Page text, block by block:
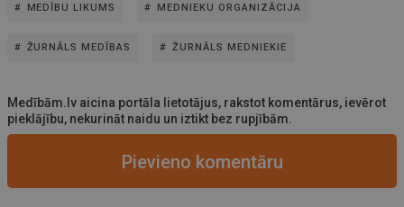
MEDĪBU LIKUMS MEDNIEKU ORGANIZĀCIJA
ŽURNĀLS MEDĪBAS ŽURNĀLS MEDNIEKIE
Medībām.lv aicina portāla lietotājus, rakstot komentārus, ievērot
pieklājību, nekurināt naidu un iztikt bez rupjībām.
Pievieno komentāru